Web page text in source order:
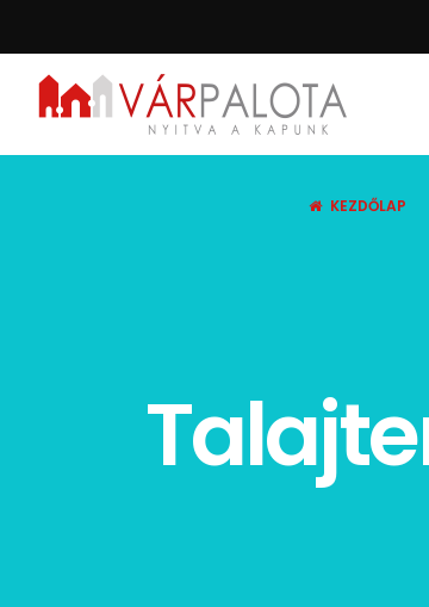
KEZDŐLAP